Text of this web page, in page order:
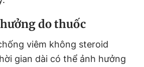
do thuốc
viêm không steroid
gian dài có thể ảnh hưởng